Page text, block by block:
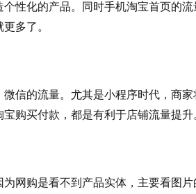
性化的产品。同时手机淘宝首页的
多了。
的流量。尤其是小程序时代，商家
购买付款，都是有利于店铺流量提升
购是看不到产品实体，主要看图片